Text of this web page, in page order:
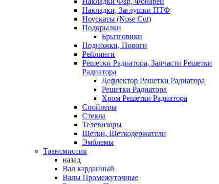
Накладки, Заглушки ПТФ
Ноускаты (Nose Cut)
Подкрылки
Брызговики
Подножки, Пороги
Рейлинги
Решетки Радиатора, Запчасти Решетки
Радиатора
Дефлектор Решетки Радиатора
Решетки Радиатора
Хром Решетки Радиатора
Спойлеры
Стекла
Телевизоры
Щетки, Щеткодержатели
Эмблемы
Трансмиссия
назад
Вал карданный
Валы Промежуточные